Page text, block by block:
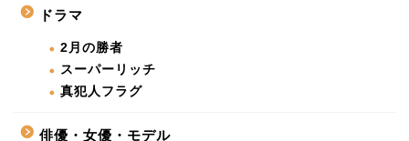
ドラマ
2月の勝者
スーパーリッチ
真犯人フラグ
俳優・女優・モデル